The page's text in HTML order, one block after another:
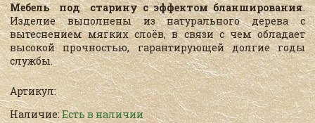
Мебель под старину с эффектом бланширования.
Изделие выполнены из натурального дерева с
вытеснением мягких слоёв, в связи с чем обладает
высокой прочностью, гарантирующей долгие годы
службы.
Артикул:
Наличие:Есть в наличии